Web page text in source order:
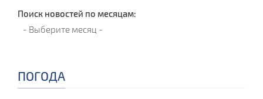
Поиск новостей по месяцам:
ПОГОДА